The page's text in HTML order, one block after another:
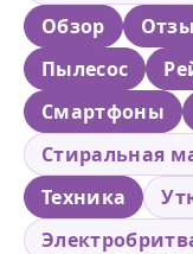
Обзор
Пылесос
Смартфоны
Стиральная
Техника